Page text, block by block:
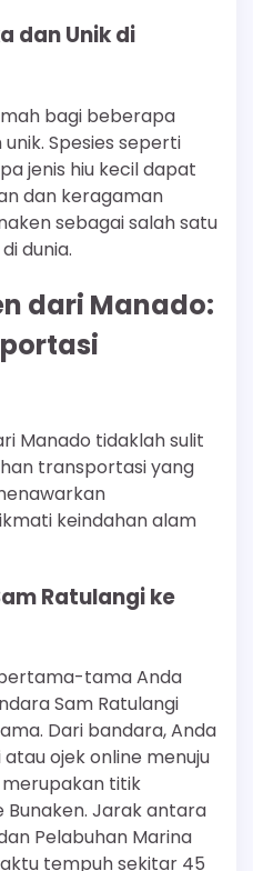
dan Unik di
bagi beberapa
Spesies seperti
jenis hiu kecil dapat
dan keragaman
sebagai salah satu
dunia.
dari Manado:
Manado tidaklah sulit
transportasi yang
keindahan alam
Ratulangi ke
tama Anda
Sam Ratulangi
Dari bandara, Anda
ojek online menuju
merupakan titik
Jarak antara
Pelabuhan Marina
tempuh sekitar 45